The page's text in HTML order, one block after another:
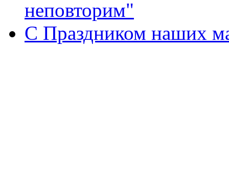
неповторим"
С Праздником наших